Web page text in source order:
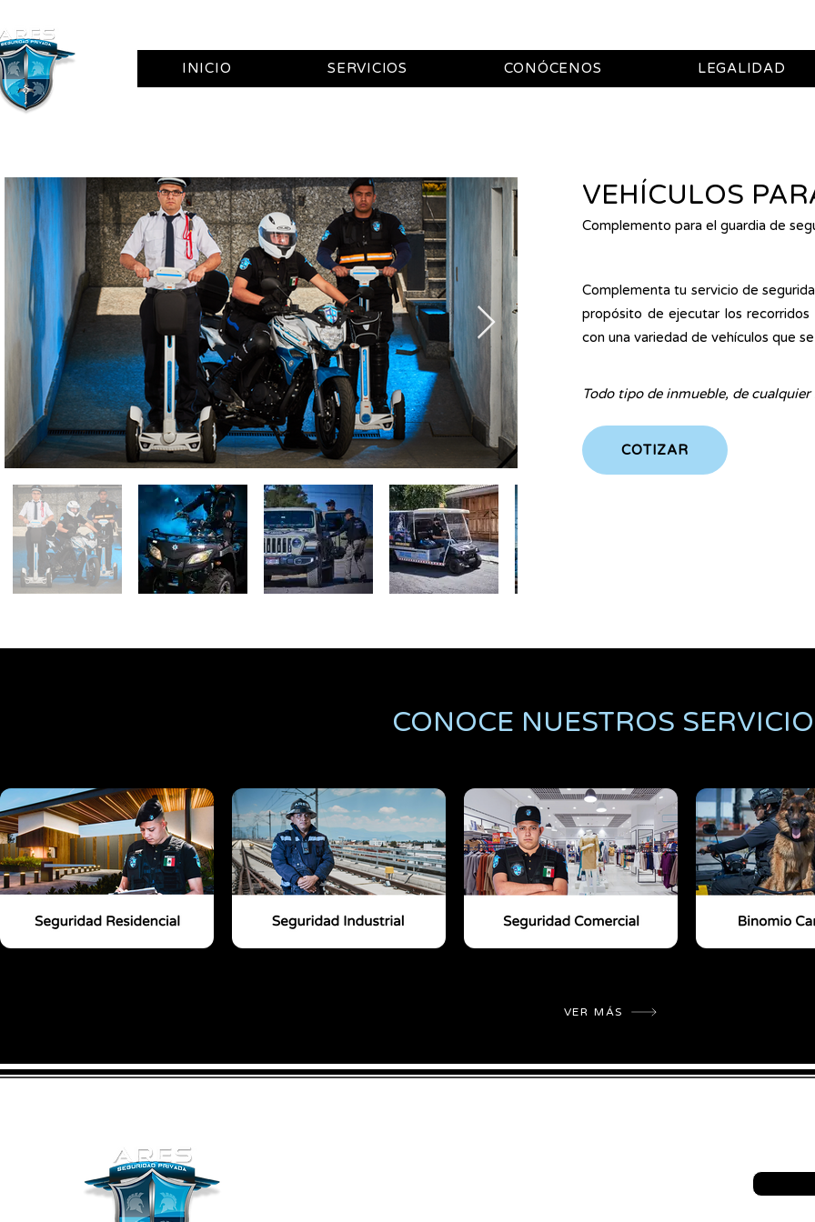
INICIO SERVICIOS CONÓCENOS LEGALIDAD
VEHÍCULOS
Complemento para el guardia de
Complementa tu servicio de
propósito de ejecutar los
con una variedad de vehículos que
Todo tipo de inmueble, de
COTIZAR
CONOCE NUESTROS
VER MÁS